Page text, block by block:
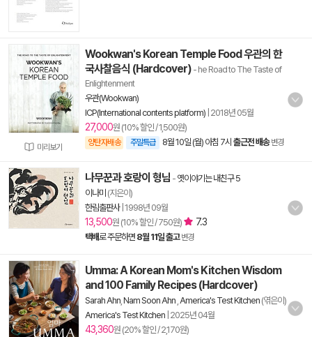
미리보기
Wookwan's Korean Temple Food 우관의 한
국사찰음식 (Hardcover) - he Road to The Taste of
Enlightenment
우관(Wookwan)
ICP(International contents platform) 2018년 05월
27,000원 (10% 할인 / 1,500원)
양탄자배송 주말특급 8월 10일 (월) 아침 7시 출근전 배송 변경
나무꾼과 호랑이 형님 - 옛이야기는 내친구 5
이나미 (지은이)
한림출판사| 1998년 09월
13,500원 (10% 할인 / 750원) 7.3
택배로 주문하면 8월 11일 출고 변경
Umma: A Korean Mom's Kitchen Wisdom
and 100 Family Recipes (Hardcover)
Sarah Ahn Nam Soon Ahn America's Test Kitchen (엮은이)
America's Test Kitchen 2025년 04월
43,360원 (20% 할인 / 2,170원)